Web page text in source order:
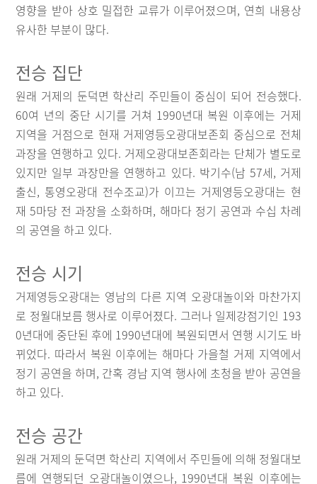
영향을 받아 상호 밀접한 교류가 이루어졌으며, 연희 내용상
유사한 부분이 많다.
전승 집단
원래 거제의 둔덕면 학산리 주민들이 중심이 되어 전승했다.
60여 년의 중단 시기를 거쳐 1990년대 복원 이후에는 거제
지역을 거점으로 현재 거제영등오광대보존회 중심으로 전체
과장을 연행하고 있다. 거제오광대보존회라는 단체가 별도로
있지만 일부 과장만을 연행하고 있다. 박기수(남 57세, 거제
출신, 통영오광대 전수조교)가 이끄는 거제영등오광대는 현
재 5마당 전 과장을 소화하며, 해마다 정기 공연과 수십 차례
의 공연을 하고 있다.
전승 시기
거제영등오광대는 영남의 다른 지역 오광대놀이와 마찬가지
로 정월대보름 행사로 이루어졌다. 그러나 일제강점기인 193
0년대에 중단된 후에 1990년대에 복원되면서 연행 시기도 바
뀌었다. 따라서 복원 이후에는 해마다 가을철 거제 지역에서
정기 공연을 하며, 간혹 경남 지역 행사에 초청을 받아 공연을
하고 있다.
전승 공간
원래 거제의 둔덕면 학산리 지역에서 주민들에 의해 정월대보
름에 연행되던 오광대놀이였으나, 1990년대 복원 이후에는